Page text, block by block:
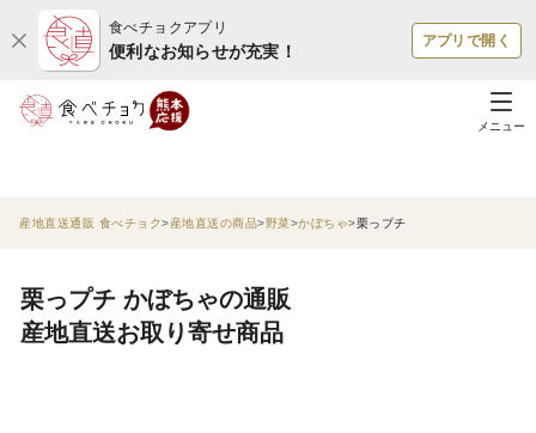
食べチョクアプリ
便利なお知らせが充実！
アプリで開く
メニュー
産地直送通販 食べチョク 産地直送の商品 野菜 かぼちゃ 栗っプチ
栗っプチ かぼちゃの通販
産地直送お取り寄せ商品